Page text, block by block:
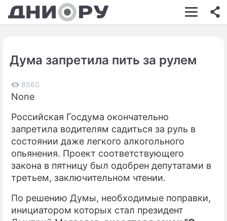
ШОУ-БИЗНЕС
КИНО
ЭКОНОМИКА
ПРОИСШЕСТВИЯ
СОННИК
СЕРИАЛЫ
Дума запретила пить за рулем
8560
None
Российская Госдума окончательно
запретила водителям садиться за руль в
состоянии даже легкого алкогольного
опьянения. Проект соответствующего
закона в пятницу был одобрен депутатами в
третьем, заключительном чтении.
По решению Думы, необходимые поправки,
инициатором которых стал президент